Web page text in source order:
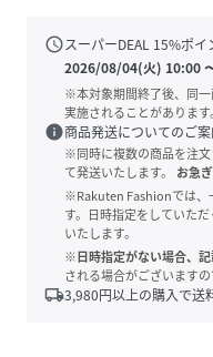
scheduleスーパーDEAL 15%ポイ
2026/08/04(火) 10:00
※本対象期間終了後、同
実施されることがあります。
info商品発送についてのご案
※同時に複数の商品を注
て発送いたします。
お急
※Rakuten Fashionでは、
す。日時指定をしていた
いたします。
※日時指定がない場合、
される場合がございます
local_shipping3,980円以上の購入で送